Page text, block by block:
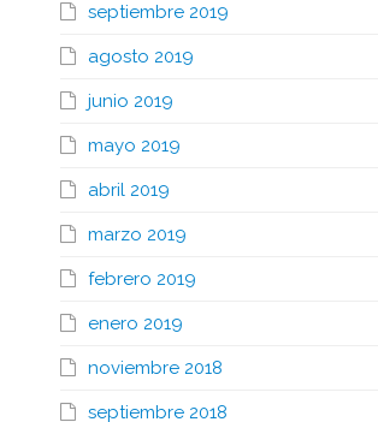
septiembre 2019
agosto 2019
junio 2019
mayo 2019
abril 2019
marzo 2019
febrero 2019
enero 2019
noviembre 2018
septiembre 2018